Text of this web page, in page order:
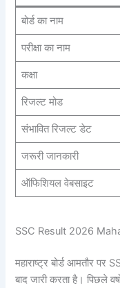
बोर्ड का नाम
परीक्षा का नाम
कक्षा
रिजल्ट मोड
संभावित रिजल्ट डेट
जरूरी जानकारी
ऑफिशियल वेबसाइट
SSC Result 2026
महाराष्ट्र बोर्ड आमतौर पर
बाद जारी करता है। पिछले